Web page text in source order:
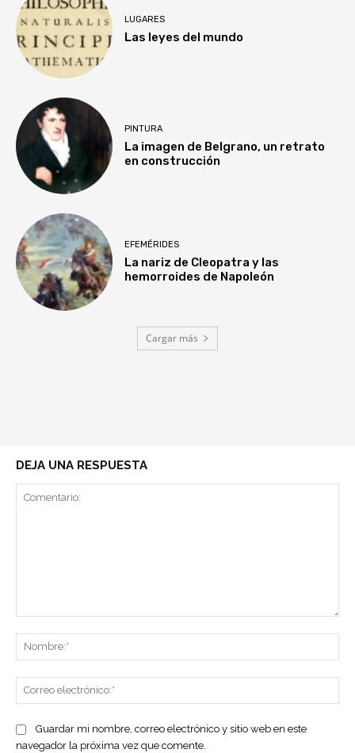
LUGARES
Las leyes del mundo
PINTURA
La imagen de Belgrano, un retrato
en construcción
EFEMÉRIDES
La nariz de Cleopatra y las
hemorroides de Napoleón
Cargar más
DEJA UNA RESPUESTA
Guardar mi nombre, correo electrónico y sitio web en este
navegador la próxima vez que comente.